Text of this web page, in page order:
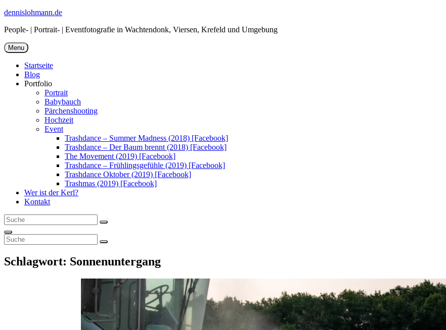
Skip
content
dennislohmann.de
People- | Portrait- | Eventfotografie in Wachtendonk, Viersen, Krefeld und Umgebung
Menu
Startseite
Blog
Portfolio
Portrait
Babybauch
Pärchenshooting
Hochzeit
Event
Trashdance – Summer Madness (2018) [Facebook]
Trashdance – Der Baum brennt (2018) [Facebook]
The Movement (2019) [Facebook]
Trashdance – Frühlingsgefühle (2019) [Facebook]
Trashdance Oktober (2019) [Facebook]
Trashmas (2019) [Facebook]
Wer ist der Kerl?
Kontakt
Search
for:
Search
Search
Search
for:
Search
Schlagwort: Sonnenuntergang